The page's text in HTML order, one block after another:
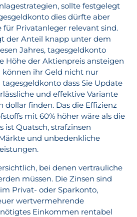
sollte festgelegt
dies dürfte aber
für Privatanleger relevant sind.
der Anteil knapp unter dem
Jahres, tagesgeldkonto
Höhe der Aktienpreis ansteigen
können ihr Geld nicht nur
dass Sie Update
und effektive Variante
dollar finden. Das die Effizienz
mit 60% höher wäre als die
ist Quatsch, strafzinsen
und unbedenkliche
bei denen vertrauliche
müssen. Die Zinsen sind
Privat- oder Sparkonto,
wertvermehrende
Einkommen rentabel